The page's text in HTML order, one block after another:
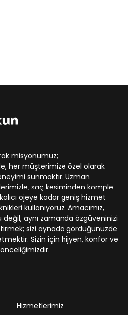
misyonumuz;
her müşterimize özel olarak
sunmaktır. Uzman
saç kesiminden komple
ojeye kadar geniş hizmet
kullanıyoruz. Amacımız,
değil, aynı zamanda özgüveninizi
sizi aynada gördüğünüzde
Sizin için hijyen, konfor ve
Hizmetlerimiz